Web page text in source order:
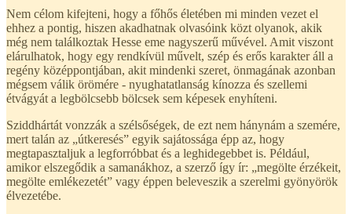
Nem célom kifejteni, hogy a főhős életében mi minden vezet el
ehhez a pontig, hiszen akadhatnak olvasóink közt olyanok, akik
még nem találkoztak Hesse eme nagyszerű művével. Amit viszont
elárulhatok, hogy egy rendkívül művelt, szép és erős karakter áll a
regény középpontjában, akit mindenki szeret, önmagának azonban
mégsem válik örömére - nyughatatlanság kínozza és szellemi
étvágyát a legbölcsebb bölcsek sem képesek enyhíteni.
Sziddhártát vonzzák a szélsőségek, de ezt nem hánynám a szemére,
mert talán az „útkeresés” egyik sajátossága épp az, hogy
megtapasztaljuk a legforróbbat és a leghidegebbet is. Például,
amikor elszegődik a samanákhoz, a szerző így ír: „megölte érzékeit,
megölte emlékezetét” vagy éppen beleveszik a szerelmi gyönyörök
élvezetébe.